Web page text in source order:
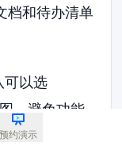
档和待办清单
可以选
，避免功能
预约演示